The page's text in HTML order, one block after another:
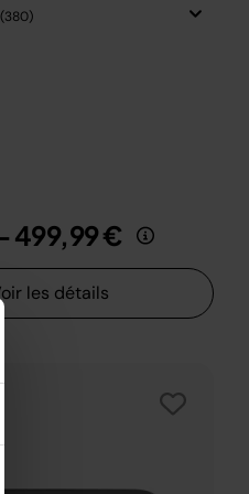
(380)
499,99 €
les détails